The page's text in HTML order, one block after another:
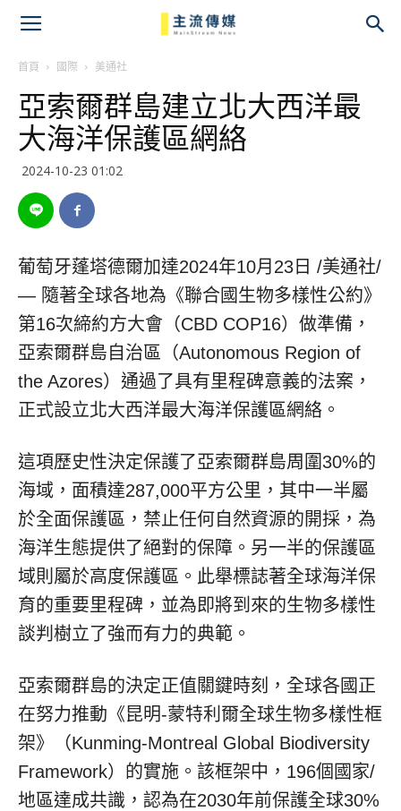
首頁 國際 美通社
亞索爾群島建立北大西洋最
大海洋保護區網絡
2024-10-23 01:02
葡萄牙蓬塔德爾加達2024年10月23日 /美通社/
— 隨著全球各地為《聯合國生物多樣性公約》
第16次締約方大會（CBD COP16）做準備，
亞索爾群島自治區（Autonomous Region of
the Azores）通過了具有里程碑意義的法案，
正式設立北大西洋最大海洋保護區網絡。
這項歷史性決定保護了亞索爾群島周圍30%的
海域，面積達287,000平方公里，其中一半屬
於全面保護區，禁止任何自然資源的開採，為
海洋生態提供了絕對的保障。另一半的保護區
域則屬於高度保護區。此舉標誌著全球海洋保
育的重要里程碑，並為即將到來的生物多樣性
談判樹立了強而有力的典範。
亞索爾群島的決定正值關鍵時刻，全球各國正
在努力推動《昆明-蒙特利爾全球生物多樣性框
架》（Kunming-Montreal Global Biodiversity
Framework）的實施。該框架中，196個國家/
地區達成共識，認為在2030年前保護全球30%